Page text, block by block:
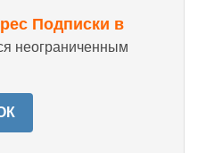
Подписки в
неограниченным